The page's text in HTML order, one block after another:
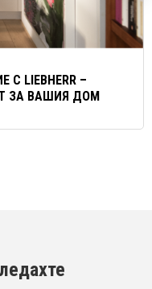
LIEBHERR –
ЗА ВАШИЯ ДОМ